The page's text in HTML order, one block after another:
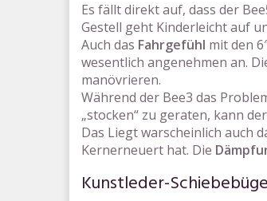
Es fällt direkt auf, dass der
Gestell geht Kinderleicht auf
Auch das Fahrgefühl mit den
wesentlich angenehmen an.
manövrieren.
Während der Bee3 das
„stocken“ zu geraten, kann
Das Liegt warscheinlich auch
Kernerneuert hat. Die
Kunstleder-